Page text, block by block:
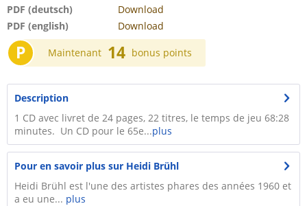
PDF (deutsch)
Download
PDF (english)
Download
P Maintenant 14 bonus points
Description
1 CD avec livret de 24 pages, 22 titres, le temps de jeu 68:28
minutes. Un CD pour le 65e...plus
Pour en savoir plus sur Heidi Brühl
Heidi Brühl est l'une des artistes phares des années 1960 et
a eu une... plus